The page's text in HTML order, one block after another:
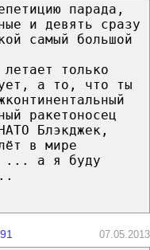
парада,
и девять сразу
самый большой
только
а то, что ты
ракетоносец
Блэкджек,
в мире
... а я буду
07.05.2013